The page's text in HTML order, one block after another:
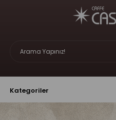
Kategoriler